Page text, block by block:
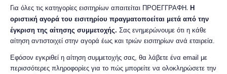
Για όλες τις κατηγορίες εισιτηρίων απαιτείται ΠΡΟΕΓΓΡΑΦΗ. Η
οριστική αγορά του εισιτηρίου πραγματοποείται μετά από την
έγκριση της αίτησης συμμετοχής. Σας ενημερώνουμε ότι η κάθε
αίτηση αντιστοιχεί στην αγορά έως και τριών εισιτηρίων ανά εταιρεία.
Εφόσον εγκριθεί η αίτηση συμμετοχής σας, θα λάβετε ένα email με
περισσότερες πληροφορίες για το πώς μπορείτε να ολοκληρώσετε την